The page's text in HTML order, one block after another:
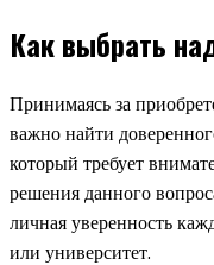
Как выбрать
Принимаясь за
важно найти
который требует
решения данного
личная уверенность
или университет.